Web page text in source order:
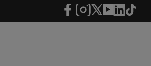
Saltar al contenido principal